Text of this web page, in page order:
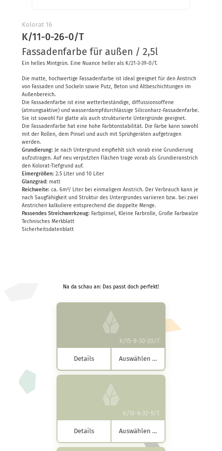
Kolorat
Farbpaletten
Kolorat 16
K/11-0-26-0/T
Fassadenfarbe für außen / 2,5l
Ein helles Mintgrün. Eine Nuance heller als K/21-3-39-0/T.
Die matte, hochwertige Fassadenfarbe ist ideal geeignet für den Anstrich
von Fassaden und Sockeln sowie Putz, Beton und Altbeschichtungen im
Außenbereich.
Die Fassadenfarbe ist eine wetterbeständige, diffussionsoffene
(atmungsaktive) und wasserdampfdurchlässige Siliconharz-Fassadenfarbe.
Sie ist sowohl für glatte als auch strukturierte Untergründe geeignet.
Die Fassadenfarbe hat eine hohe Farbtonstabilität. Die Farbe kann sowohl
mit der Rollen, dem Pinsel und auch mit Sprühgeräten aufgetragen
werden.
Grundierung: Je nach Untergrund empfiehlt sich vorab eine Grundierung
aufzutragen. Auf neu verputzten Flächen trage vorab als Grundieranstrich
den Kolorat-Tiefgrund auf.
Eimergrößen: 2.5 Liter und 10 Liter
Glanzgrad: matt
Reichweite: ca. 6m²/ Liter bei einmaligem Anstrich. Der Verbrauch kann je
nach Saugfähigkeit und Struktur des Untergrundes variieren bzw. bei zwei
Anstrichen kalkuliere entsprechend die doppelte Menge.
Passendes Streichwerkzeug: Farbpinsel, Kleine Farbrolle, Große Farbwalze
Technisches Merkblatt
Sicherheitsdatenblatt
Na da schau an: Das passt doch perfekt!
K/15-8-30-20/T
Details Auswählen …
K/18-6-32-9/T
Details Auswählen …